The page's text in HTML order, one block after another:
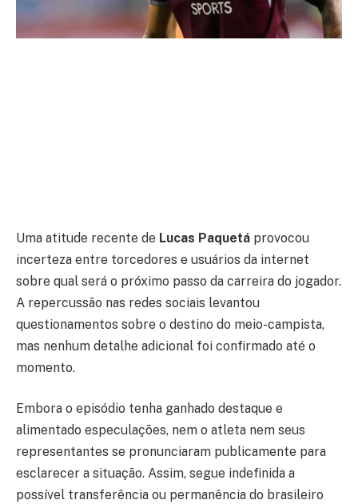
Uma atitude recente de Lucas Paquetá provocou
incerteza entre torcedores e usuários da internet
sobre qual será o próximo passo da carreira do jogador.
A repercussão nas redes sociais levantou
questionamentos sobre o destino do meio-campista,
mas nenhum detalhe adicional foi confirmado até o
momento.
Embora o episódio tenha ganhado destaque e
alimentado especulações, nem o atleta nem seus
representantes se pronunciaram publicamente para
esclarecer a situação. Assim, segue indefinida a
possível transferência ou permanência do brasileiro